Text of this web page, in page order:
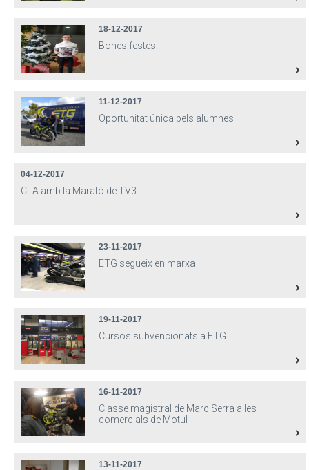
18-12-2017
Bones festes!
11-12-2017
Oportunitat única pels alumnes
04-12-2017
CTA amb la Marató de TV3
23-11-2017
ETG segueix en marxa
19-11-2017
Cursos subvencionats a ETG
16-11-2017
Classe magistral de Marc Serra a les
comercials de Motul
13-11-2017